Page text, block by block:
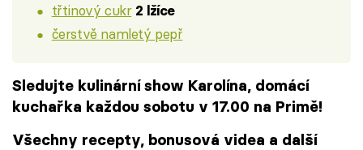
třtinový cukr 2 lžíce
čerstvě namletý pepř
Sledujte kulinární show Karolína, domácí
kuchařka každou sobotu v 17.00 na Primě!
Všechny recepty, bonusová videa a další